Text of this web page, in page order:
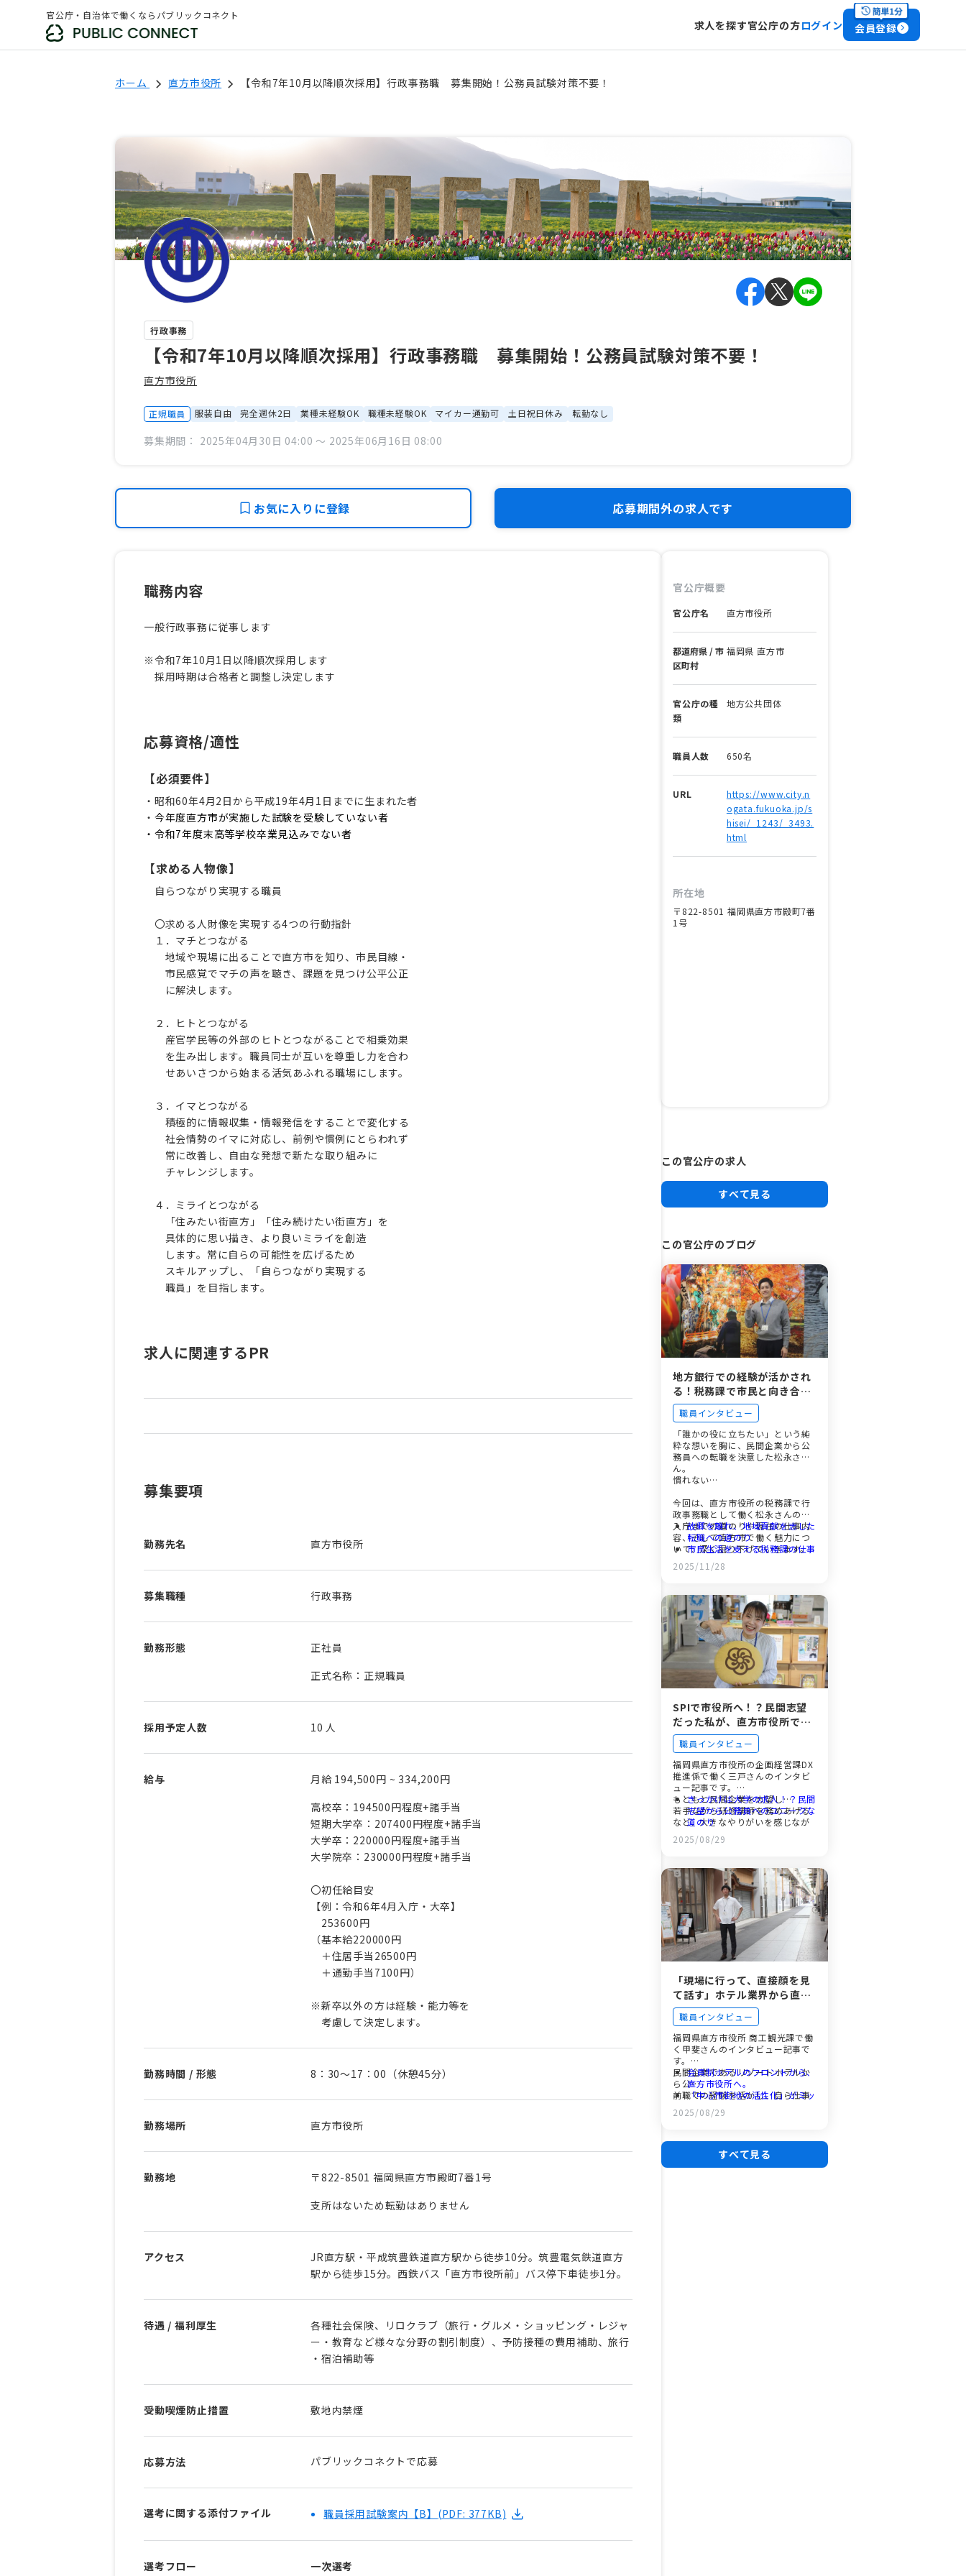
官公庁・自治体で働くならパブリックコネクト
求人を探す官公庁の方ログイン 会員登録
ホーム 直方市役所 【令和7年10月以降順次採用】行政事務職 募集開始！公務員試験対策不要！
行政事務
【令和7年10月以降順次採用】行政事務職 募集開始！公務員試験対策不要！
直方市役所
正規職員 服装自由 完全週休2日 業種未経験OK 職種未経験OK マイカー通勤可 土日祝日休み 転勤なし
募集期間： 2025年04月30日 04:00 〜 2025年06月16日 08:00
応募期間外の求人です
お気に入りに登録
職務内容
一般行政事務に従事します
※令和7年10月1日以降順次採用します
採用時期は合格者と調整し決定します
応募資格/適性
【必須要件】
・昭和60年4月2日から平成19年4月1日までに生まれた者
・ 今年度直方市が実施した試験を受験していない者
・令和7年度末高等学校卒業見込みでない者
【求める人物像】
自らつながり実現する職員
〇求める人財像を実現する4つの行動指針
１．マチとつながる
地域や現場に出ることで直方市を知り、市民目線・
市民感覚でマチの声を聴き、課題を見つけ公平公正
に解決します。
２．ヒトとつながる
産官学民等の外部のヒトとつながることで相乗効果
を生み出します。職員同士が互いを尊重し力を合わ
せあいさつから始まる活気あふれる職場にします。
３．イマとつながる
積極的に情報収集・情報発信をすることで変化する
社会情勢のイマに対応し、前例や慣例にとらわれず
常に改善し、自由な発想で新たな取り組みに
チャレンジします。
４．ミライとつながる
「住みたい街直方」「住み続けたい街直方」を
具体的に思い描き、より良いミライを創造
します。常に自らの可能性を広げるため
スキルアップし、「自らつながり実現する
職員」を目指します。
求人に関連するPR
募集要項
勤務先名 直方市役所
募集職種 行政事務
勤務形態
正社員
正式名称：正規職員
採用予定人数 10 人
給与 月給 194,500円 ~ 334,200円
高校卒：194500円程度+諸手当
短期大学卒：207400円程度+諸手当
大学卒：220000円程度+諸手当
大学院卒：230000円程度+諸手当
〇初任給目安
【例：令和6年4月入庁・大卒】
253600円
（基本給220000円
＋住居手当26500円
＋通勤手当7100円）
※新卒以外の方は経験・能力等を
考慮して決定します。
勤務時間 / 形態 8：30～17：00（休憩45分）
勤務場所 直方市役所
勤務地
〒822-8501 福岡県直方市殿町7番1号
支所はないため転勤はありません
アクセス
JR直方駅・平成筑豊鉄道直方駅から徒歩10分。筑豊電気鉄道直方
駅から徒歩15分。西鉄バス「直方市役所前」バス停下車徒歩1分。
待遇 / 福利厚生
各種社会保険、リロクラブ（旅行・グルメ・ショッピング・レジャ
ー・教育など様々な分野の割引制度）、予防接種の費用補助、旅行
・宿泊補助等
受動喫煙防止措置 敷地内禁煙
応募方法 パブリックコネクトで応募
選考に関する添付ファイル 職員採用試験案内【B】 (PDF: 377KB)
選考フロー 一次選考
官公庁概要
官公庁名 直方市役所
都道府県 / 市
区町村
福岡県 直方市
官公庁の種
類
地方公共団体
職員人数 650名
URL
https://www.city.n
ogata.fukuoka.jp/s
hisei/_1243/_3493.
html
所在地
〒822-8501 福岡県直方市殿町7番
1号
この官公庁の求人
すべて見る
この官公庁のブログ
地方銀行での経験が活かされ
る！税務課で市民と向き合
う、直方市入庁1年目職員の
成長
職員インタビュー
「誰かの役に立ちたい」という純
粋な想いを胸に、民間企業から公
務員への転職を決意した松永さ
ん。
慣れない…
今回は、直方市役所の税務課で行
政事務職として働く松永さんの、
入庁までの道のりや現在の仕事内
容、そして直方市で働く魅力につ
いて、深く掘り下げていきます。
故郷を離れ、地域貢献を志した
転職への道のり
市民生活を支える税務課の仕事
と成長
和やかな職場環境とワークライ
転職で得られたやりがいと福利
厚生の魅力
公務員への転職を考えている社
会人の方へ
2025/11/28
SPIで市役所へ！？民間志望
だった私が、直方市役所での
仕事に夢中になれた理由
職員インタビュー
福岡県直方市役所の企画経営課DX
推進係で働く三戸さんのインタビ
ュー記事です。
もともと民間企業を志望し…
若手ながら研修講師を務めあげる
など、大きなやりがいを感じなが
ら働く彼女に、直方市役所のリア
ルな仕事の魅力や風通しの良い職
いました。
きっかけは大学の求人！？民間
志望から公務員へのユニークな
道のり
イベント企画からDX推進ま
で。若手が挑む多様な業務
庁2年目で研修講師に大抜擢！
休日はみんなで山登り！？風通
しの良さが自慢の職場環境
プライベートも全力！部署異動
で広がる仕事の可能性
2025/08/29
「現場に行って、直接顔を見
て話す」ホテル業界から直方
市役所へ。挑戦の先にあっ
た、未来をつくる仕事
職員インタビュー
福岡県直方市役所 商工観光課で働
く甲斐さんのインタビュー記事で
す。
民間企業であるリゾートホテルか
ら公…
前職での経験を活かし、自ら仕事
を作り出す面白さや、多くの人を
巻き込みながら街の未来を創るや
バドミントンに熱中する充実した
日々について、ざっくばらんにお
会員制ホテルのフロントから、
直方市役所へ。
「中心市街地の活性化」がミッ
ション。答えのない課題に挑む
日々。
の手で、街の未来を創るやりが
2025/08/29
すべて見る